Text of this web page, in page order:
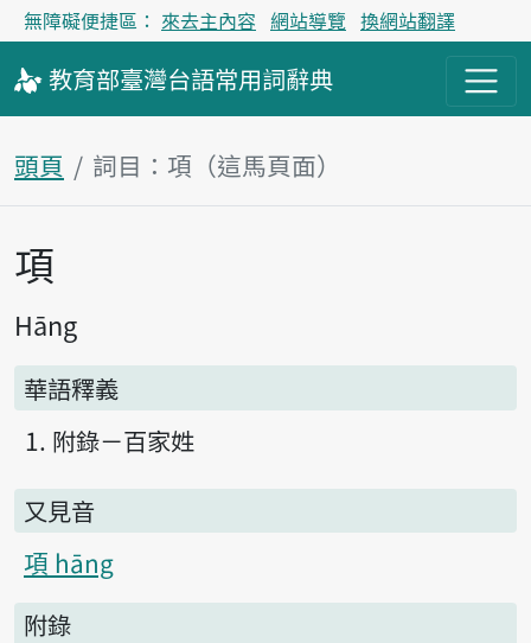
無障礙便捷區： 來去主內容 網站導覽 換網站翻譯
教育部臺灣台語常用詞辭典
頭頁 詞目：項（這馬頁面）
主內容區
項
Hāng
華語釋義
附錄－百家姓
又見音
項 hāng
附錄